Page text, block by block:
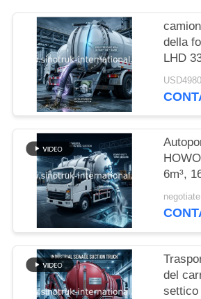
PRIVACY
della
LHD
6m³,
del
settico